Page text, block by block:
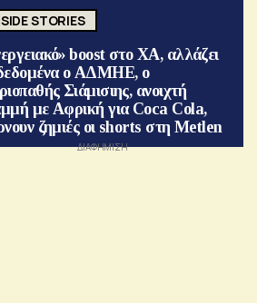
STORIES
boost στο ΧΑ, αλλάζει
ο ΑΔΜΗΕ, ο
Σιάμισιης, ανοιχτή
με Αφρική για Coca Cola,
ζημιές οι shorts στη Metlen